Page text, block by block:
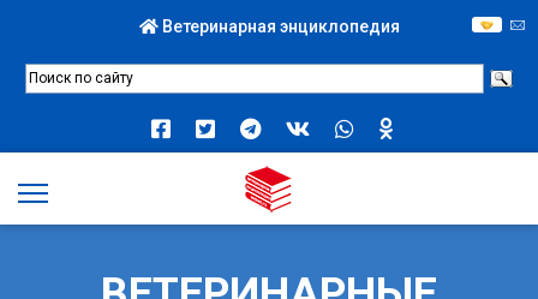
Ветеринарная энциклопедия